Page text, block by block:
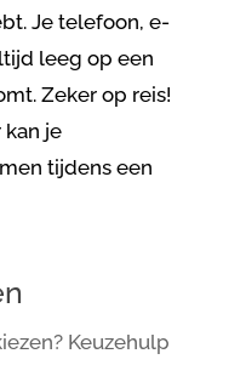
Je telefoon, e-
leeg op een
Zeker op reis!
je
tijdens een
Keuzehulp